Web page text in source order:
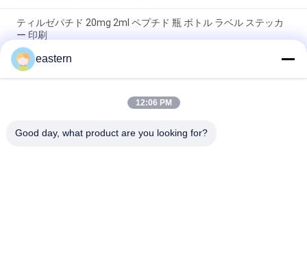
ティルゼパチド 20mg 2ml ペプチド 瓶 ボトル ラベル ステッカ
ー 印刷
GHRP6 5MG 2 mL ボトルラベル ステッカー印刷 ペプチドパウダ
ーラベル用
GHRP6 5MG 2 mL ボトルラベル ステッカー印刷 ペプチドパウダ
eastern
12:06 PM
Good day, what product are you looking for?